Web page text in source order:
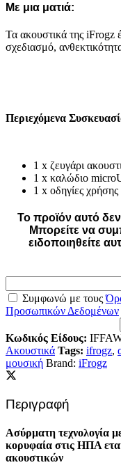
Με μια ματιά:
Τα ακουστικά της iFrogz
σχεδιασμό,
Περιεχόμενα
1 x ζευγάρι
1 x καλώδιο
1 x οδηγίες χρήσης
Το προϊόν αυτό
Mπορείτε να
ειδοποιηθείτε
Συμφωνώ με τους
Προσωπικών Δεδομένων
Κωδικός Είδους:
Ακουστικά Tags: ifrogz,
μουσική Brand: iFrogz
Περιγραφή
Ασύρματη τεχνολογία
κορυφαία στις ΗΠΑ
ακουστικών